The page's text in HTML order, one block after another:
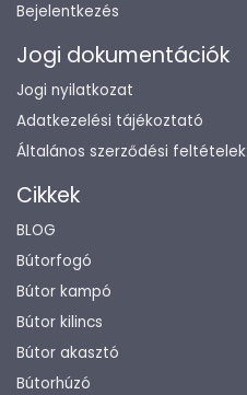
Bejelentkezés
Jogi dokumentációk
Jogi nyilatkozat
Adatkezelési tájékoztató
Általános szerződési feltételek
Cikkek
BLOG
Bútorfogó
Bútor kampó
Bútor kilincs
Bútor akasztó
Bútorhúzó